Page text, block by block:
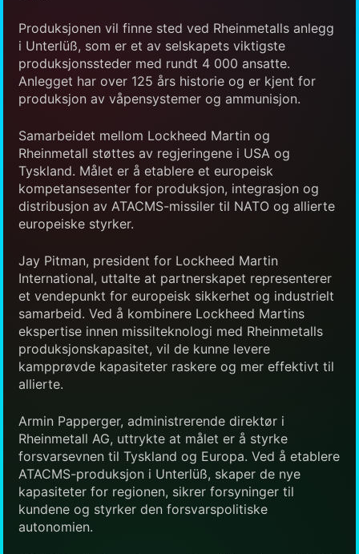
Produksjonen vil finne sted ved Rheinmetalls anlegg
i Unterlüß, som er et av selskapets viktigste
produksjonssteder med rundt 4 000 ansatte.
Anlegget har over 125 års historie og er kjent for
produksjon av våpensystemer og ammunisjon.
Samarbeidet mellom Lockheed Martin og
Rheinmetall støttes av regjeringene i USA og
Tyskland. Målet er å etablere et europeisk
kompetansesenter for produksjon, integrasjon og
distribusjon av ATACMS-missiler til NATO og allierte
europeiske styrker.
Jay Pitman, president for Lockheed Martin
International, uttalte at partnerskapet representerer
et vendepunkt for europeisk sikkerhet og industrielt
samarbeid. Ved å kombinere Lockheed Martins
ekspertise innen missilteknologi med Rheinmetalls
produksjonskapasitet, vil de kunne levere
kampprøvde kapasiteter raskere og mer effektivt til
allierte.
Armin Papperger, administrerende direktør i
Rheinmetall AG, uttrykte at målet er å styrke
forsvarsevnen til Tyskland og Europa. Ved å etablere
ATACMS-produksjon i Unterlüß, skaper de nye
kapasiteter for regionen, sikrer forsyninger til
kundene og styrker den forsvarspolitiske
autonomien.